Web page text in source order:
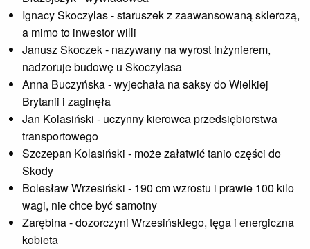
Ignacy Skoczylas - staruszek z zaawansowaną sklerozą,
a mimo to inwestor willi
Janusz Skoczek - nazywany na wyrost inżynierem,
nadzoruje budowę u Skoczylasa
Anna Buczyńska - wyjechała na saksy do Wielkiej
Brytanii i zaginęła
Jan Kolasiński - uczynny kierowca przedsiębiorstwa
transportowego
Szczepan Kolasiński - może załatwić tanio części do
Skody
Bolesław Wrzesiński - 190 cm wzrostu i prawie 100 kilo
wagi, nie chce być samotny
Zarębina - dozorczyni Wrzesińskiego, tęga i energiczna
kobieta